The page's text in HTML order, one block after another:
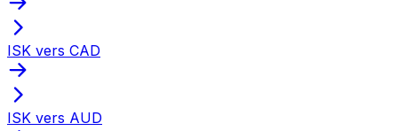
ISK vers CAD
ISK vers AUD